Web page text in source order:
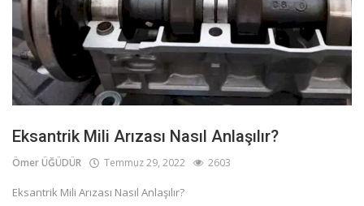
Galeri
İletişim
Eksantrik Mili Arızası Nasıl Anlaşılır?
Ömer ÜĞÜDÜR Temmuz 29, 2022 2603
Eksantrik Mili Arızası Nasıl Anlaşılır?